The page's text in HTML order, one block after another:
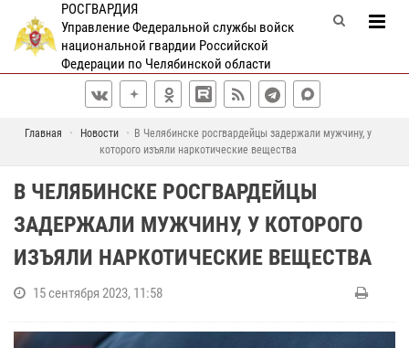
РОСГВАРДИЯ
Управление Федеральной службы войск
национальной гвардии Российской
Федерации по Челябинской области
Главная Новости
В Челябинске росгвардейцы задержали мужчину, у
которого изъяли наркотические вещества
В ЧЕЛЯБИНСКЕ РОСГВАРДЕЙЦЫ
ЗАДЕРЖАЛИ МУЖЧИНУ, У КОТОРОГО
ИЗЪЯЛИ НАРКОТИЧЕСКИЕ ВЕЩЕСТВА
15 сентября 2023, 11:58